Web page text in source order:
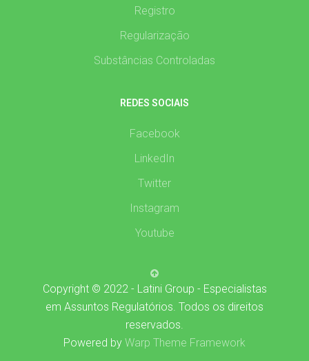
Registro
Regularização
Substâncias Controladas
REDES SOCIAIS
Facebook
LinkedIn
Twitter
Instagram
Youtube
Copyright © 2022 - Latini Group - Especialistas
em Assuntos Regulatórios. Todos os direitos
reservados.
Powered by Warp Theme Framework